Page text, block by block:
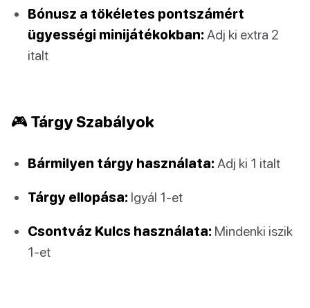
Bónusz a tökéletes pontszámért
ügyességi minijátékokban: Adj ki extra 2
italt
🎮 Tárgy Szabályok
Bármilyen tárgy használata: Adj ki 1 italt
Tárgy ellopása: Igyál 1-et
Csontváz Kulcs használata: Mindenki iszik
1-et